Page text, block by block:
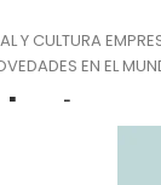
Y CULTURA
EN EL